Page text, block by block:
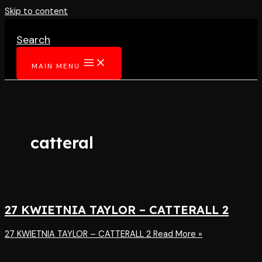
Skip to content
Search
MAIN MENU
catteral
27 KWIETNIA TAYLOR – CATTERALL 2
27 KWIETNIA TAYLOR – CATTERALL 2 Read More »